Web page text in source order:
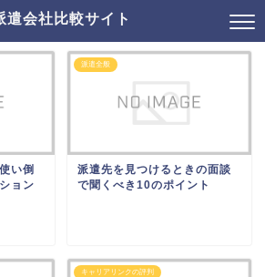
遣会社比較サイト
い倒
ョン
派遣全般
派遣先を見つけるときの面談
で聞くべき10のポイント
キャリアリンクの評判